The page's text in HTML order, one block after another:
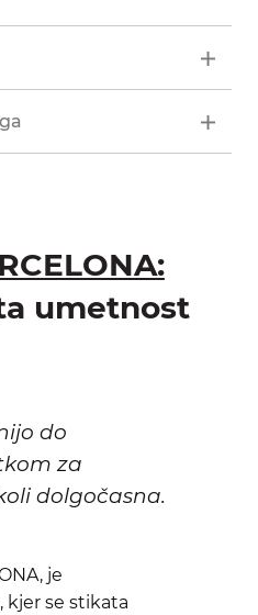
umetnost
do
za
dolgočasna.
je
kjer se stikata